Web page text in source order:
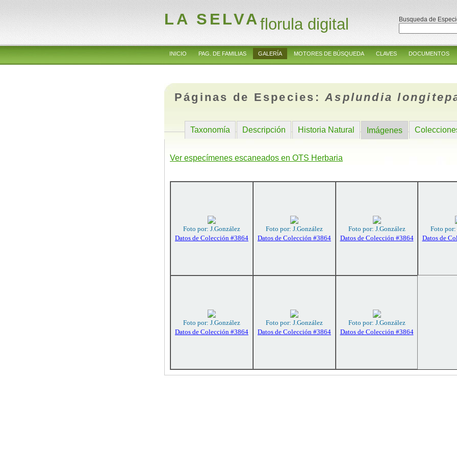
LA SELVAflorula digital Busqueda de
INICIO PAG. DE FAMILIAS GALERÍA MOTORES DE BÚSQUEDA CLAVES DOCUMENTOS
Páginas de Especies:Asplundia
Taxonomía Descripción Historia Natural Imágenes
Ver especímenes escaneados en OTS Herbaria
Foto por: J.González
Datos de Colección #3864
Foto por: J.González
Datos de Colección #3864
Foto por: J.González
Datos de Colección #3864
Foto por:
Datos de
Foto por: J.González
Datos de Colección #3864
Foto por: J.González
Datos de Colección #3864
Foto por: J.González
Datos de Colección #3864